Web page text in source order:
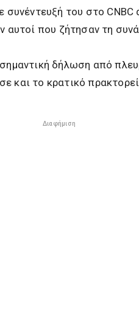
συνέντευξή του στο
αυτοί που ζήτησαν τη
δήλωση από
και το κρατικό
Διαφήμιση